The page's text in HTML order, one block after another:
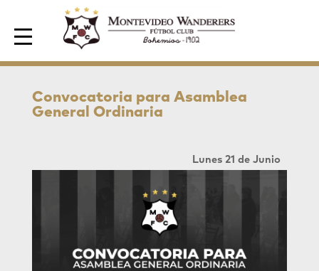
Area de Socios
Convocatoria para Asamblea
General Ordinaria
Lunes 21 de Junio